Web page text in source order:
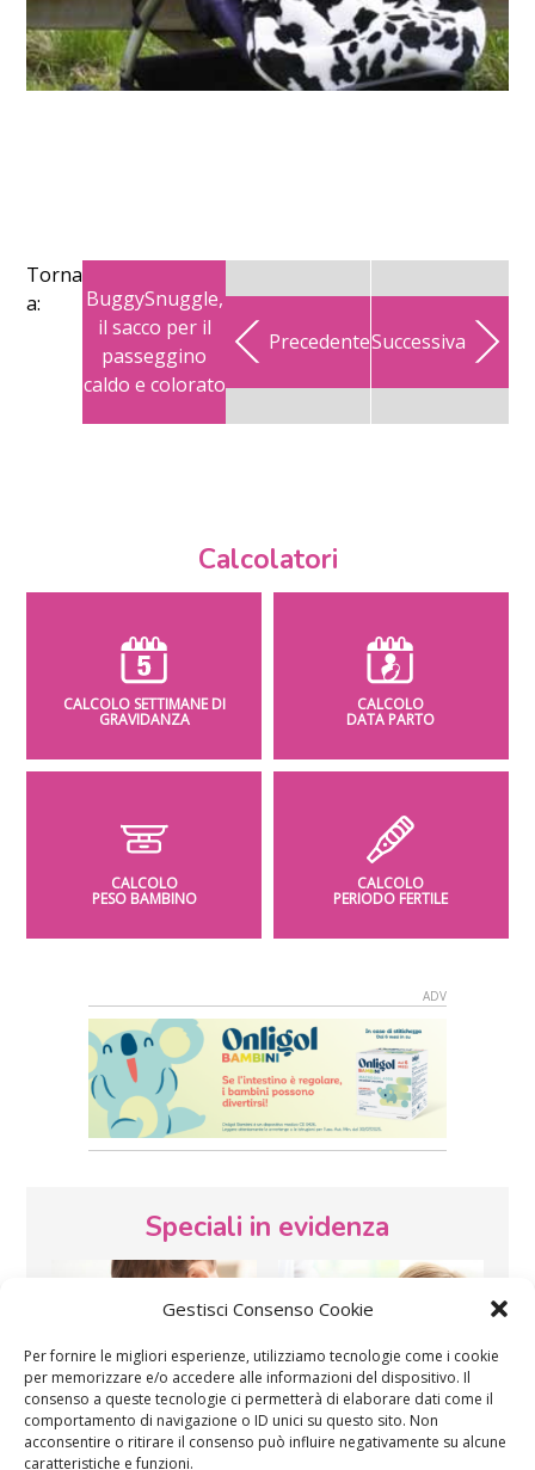
Gestisci Consenso Cookie
Per fornire le migliori esperienze, utilizziamo tecnologie come i cookie
per memorizzare e/o accedere alle informazioni del dispositivo. Il
consenso a queste tecnologie ci permetterà di elaborare dati come il
comportamento di navigazione o ID unici su questo sito. Non
acconsentire o ritirare il consenso può influire negativamente su alcune
caratteristiche e funzioni.
Torna
a:
BuggySnuggle,
il sacco per il
passeggino
caldo e colorato
PrecedenteSuccessiva
Calcolatori
CALCOLO SETTIMANE DI
GRAVIDANZA
CALCOLO
DATA PARTO
CALCOLO
PESO BAMBINO
CALCOLO
PERIODO FERTILE
Speciali in evidenza
Vaccini SOS Pediatra